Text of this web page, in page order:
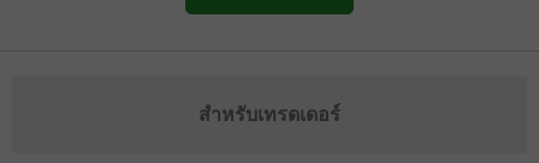
สำหรับเทรดเดอร์